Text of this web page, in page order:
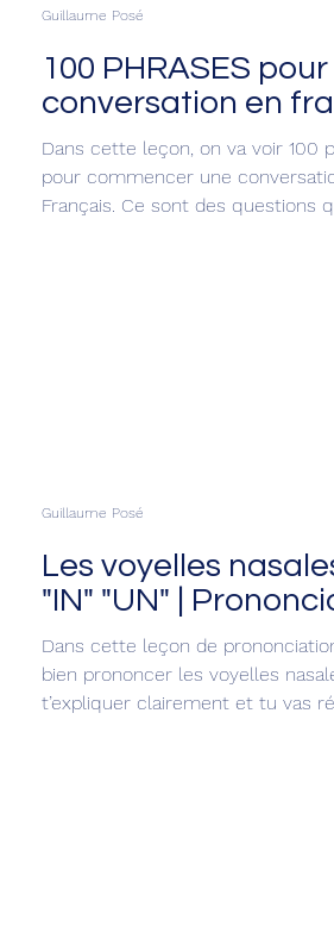
100 PHRASES
conversation en
Dans cette leçon, on va voir 100
pour commencer une
Français. Ce sont des questions
Guillaume Posé
Les voyelles
"IN" "UN" |
Dans cette leçon de
bien prononcer les voyelles
t’expliquer clairement et tu vas
Guillaume Posé